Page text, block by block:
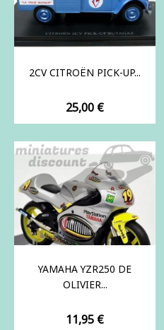
2CV CITROËN PICK-UP...
Prix
25,00 €
YAMAHA YZR250 DE
OLIVIER...
Prix
11,95 €